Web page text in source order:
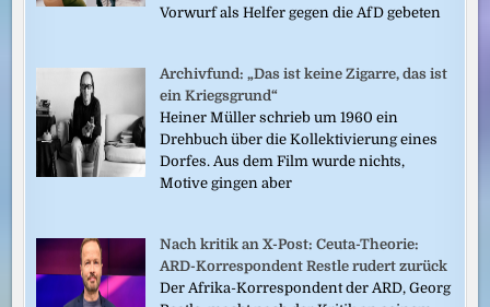
Vorwurf als Helfer gegen die AfD gebeten
Archivfund: „Das ist keine Zigarre, das ist
ein Kriegsgrund“
Heiner Müller schrieb um 1960 ein
Drehbuch über die Kollektivierung eines
Dorfes. Aus dem Film wurde nichts,
Motive gingen aber
Nach kritik an X-Post: Ceuta-Theorie:
ARD-Korrespondent Restle rudert zurück
Der Afrika-Korrespondent der ARD, Georg